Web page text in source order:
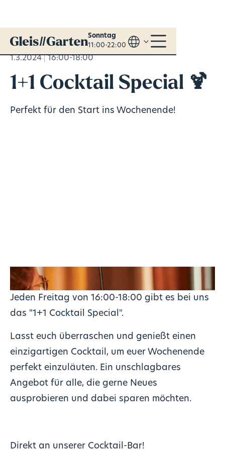
Sonntag
11:00-22:00
1.3.2024 16:00-18:00
1+1 Cocktail Special 🍹
Perfekt für den Start ins Wochenende!
Jeden Freitag von 16:00-18:00 gibt es bei uns
das "1+1 Cocktail Special".
Lasst euch überraschen und genießt einen
einzigartigen Cocktail, um euer Wochenende
perfekt einzuläuten. Ein unschlagbares
Angebot für alle, die gerne Neues
ausprobieren und dabei sparen möchten.
Direkt an unserer Cocktail-Bar!